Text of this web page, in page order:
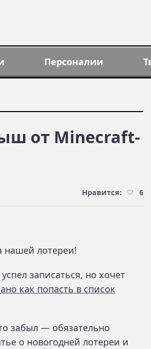
Персоналии
от Mine­craft­
Нравится: 6
нашей лотереи!
записаться, но хочет
как попасть в список
забыл — обязательно
о новогодней лотереи и